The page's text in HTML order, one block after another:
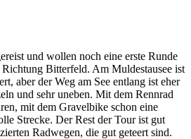
und wollen noch eine erste Runde
Bitterfeld. Am Muldestausee ist
aber der Weg am See entlang ist eher
und sehr uneben. Mit dem Rennrad
mit dem Gravelbike schon eine
Strecke. Der Rest der Tour ist gut
Radwegen, die gut geteert sind.